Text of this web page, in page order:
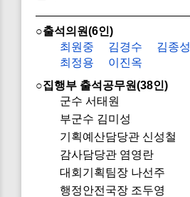
○출석의원(6인)
최원중
김경수 김종성
최정용
이진옥
○집행부 출석공무원(38인)
군수 서태원
부군수 김미성
기획예산담당관 신성철
감사담당관 염영란
대회기획팀장 나선주
행정안전국장 조두영